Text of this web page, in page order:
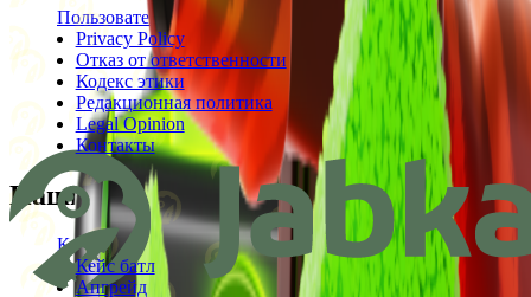
Пользовательское соглашение
Privacy Policy
Отказ от ответственности
Кодекс этики
Редакционная политика
Legal Opinion
Контакты
Наши режимы
Кейсы
Кейс батл
Апгрейд